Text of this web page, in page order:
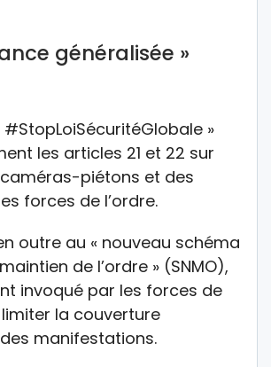
généralisée »
#StopLoiSécuritéGlobale »
les articles 21 et 22 sur
caméras-piétons et des
forces de l’ordre.
outre au « nouveau schéma
de l’ordre » (SNMO),
invoqué par les forces de
limiter la couverture
manifestations.